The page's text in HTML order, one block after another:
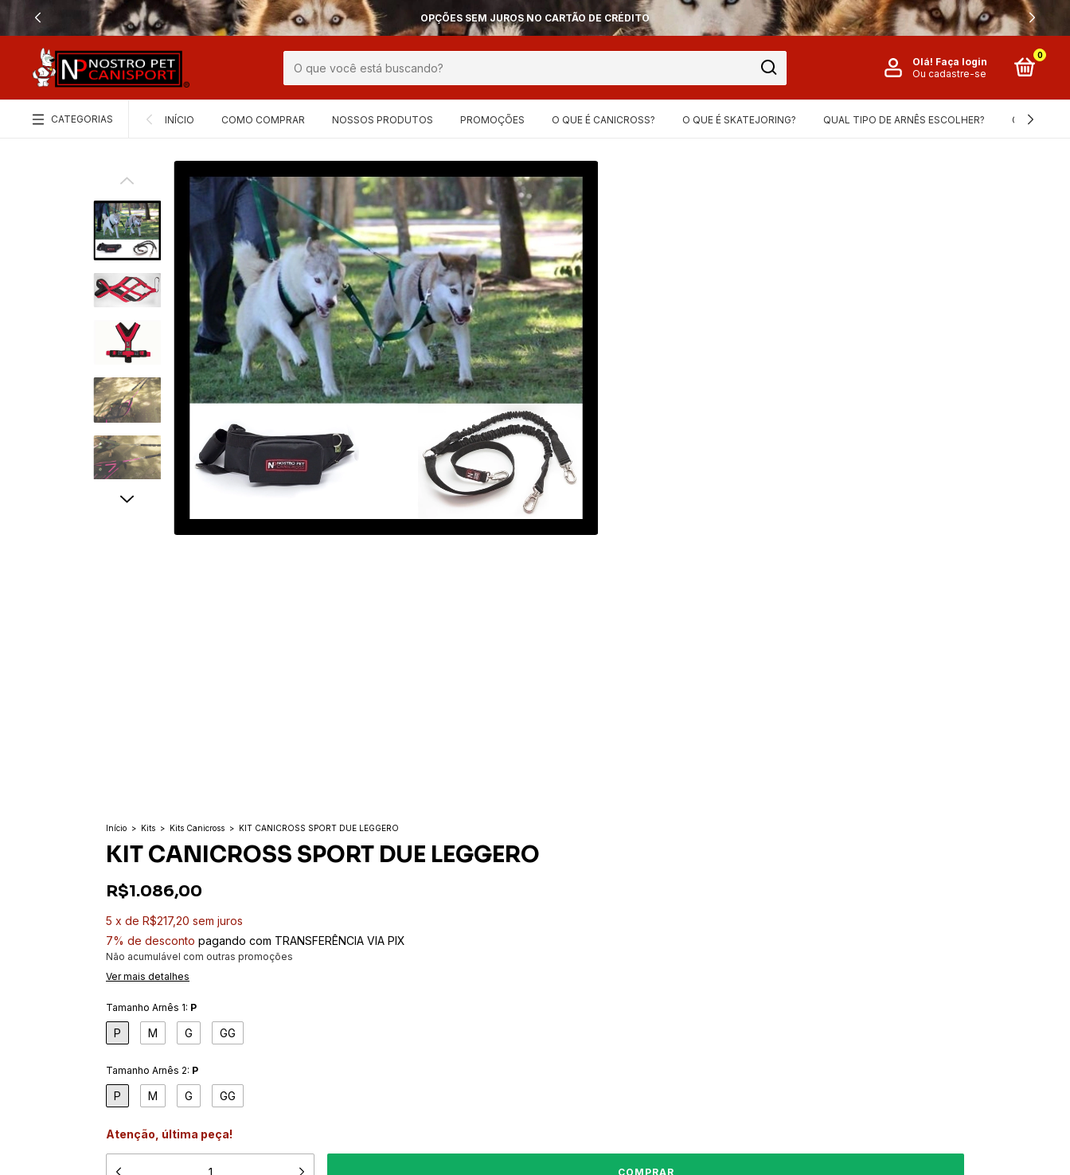
ENVIO PARA O BRASIL VIA CORREIOS OU JADLOG!
Olá! Faça login
Ou cadastre-se
0
CATEGORIAS INÍCIO COMO COMPRAR NOSSOS PRODUTOS PROMOÇÕES O QUE É CANICROSS? O QUE É SKATEJORING? QUAL TIPO DE ARNÊS ESCOLHER? GUIA DE
Início > Kits > Kits Canicross > KIT CANICROSS SPORT DUE LEGGERO
KIT CANICROSS SPORT DUE LEGGERO
R$1.086,00
5 x de R$217,20 sem juros
7% de desconto pagando com TRANSFERÊNCIA VIA PIX
Não acumulável com outras promoções
Ver mais detalhes
Tamanho Arnês 1: P
P M G GG
Tamanho Arnês 2: P
P M G GG
Atenção, última peça!